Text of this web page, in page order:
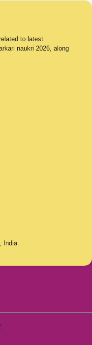
to latest
naukri 2026, along
India